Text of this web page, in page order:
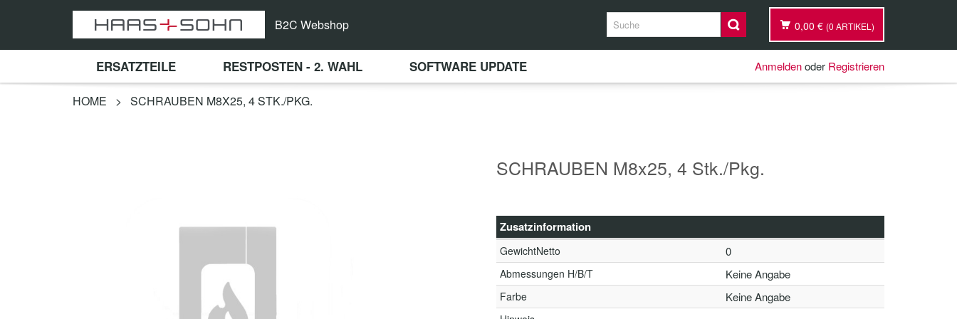
B2C Webshop 0,00 € (0 ARTIKEL)
ERSATZTEILE RESTPOSTEN - 2. WAHL SOFTWARE UPDATE Anmeldenoder Registrieren
HOME > SCHRAUBEN M8X25, 4 STK./PKG.
SCHRAUBEN M8x25, 4 Stk./Pkg.
Zusatzinformation
GewichtNetto 0
Abmessungen H/B/T Keine Angabe
Farbe Keine Angabe